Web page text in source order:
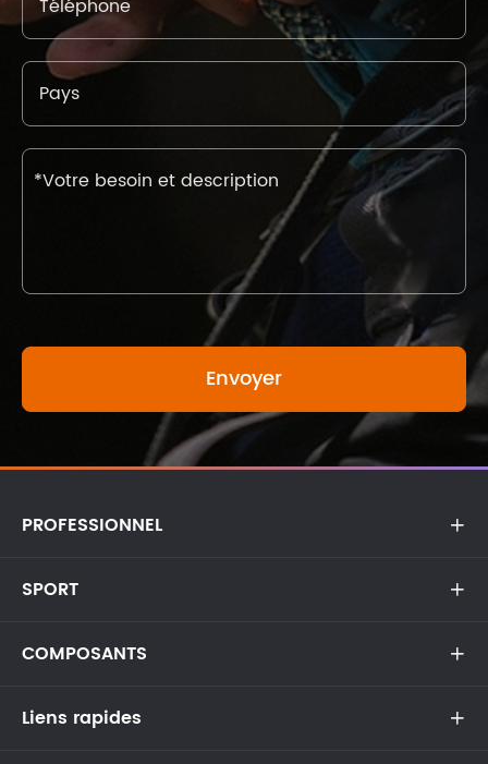
PROFESSIONNEL 
SPORT 
COMPOSANTS 
Liens rapides 